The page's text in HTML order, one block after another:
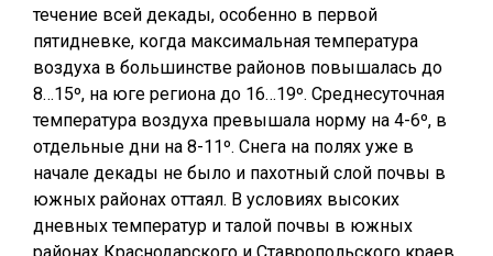
течение всей декады, особенно в первой
пятидневке, когда максимальная температура
воздуха в большинстве районов повышалась до
8…15º, на юге региона до 16…19º. Среднесуточная
температура воздуха превышала норму на 4-6º, в
отдельные дни на 8-11º. Снега на полях уже в
начале декады не было и пахотный слой почвы в
южных районах оттаял. В условиях высоких
дневных температур и талой почвы в южных